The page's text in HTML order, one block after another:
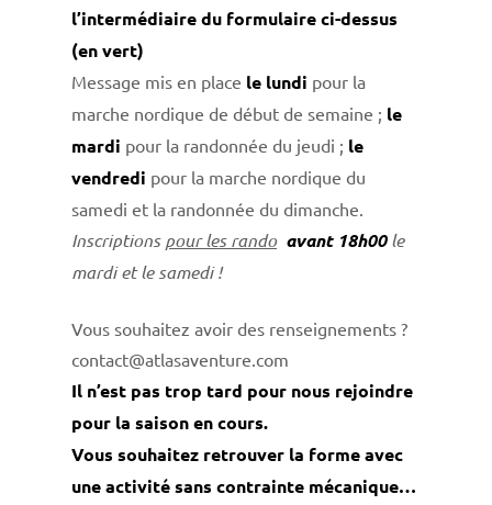
l’intermédiaire du formulaire ci-dessus
(en vert)
Message mis en place le lundi pour la
marche nordique de début de semaine ; le
mardi pour la randonnée du jeudi ; le
vendredi pour la marche nordique du
samedi et la randonnée du dimanche.
Inscriptionspour les rando avant 18h00le
mardi et le samedi !
Vous souhaitez avoir des renseignements ?
contact@atlasaventure.com
Il n’est pas trop tard pour nous rejoindre
pour la saison en cours.
Vous souhaitez retrouver la forme avec
une activité sans contrainte mécanique…